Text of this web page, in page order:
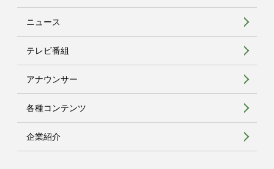
ニュース
テレビ番組
アナウンサー
各種コンテンツ
企業紹介